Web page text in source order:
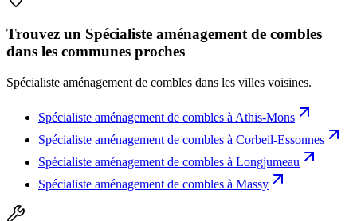
Trouvez un Spécialiste aménagement de combles
dans les communes proches
Spécialiste aménagement de combles dans les villes voisines.
Spécialiste aménagement de combles à Athis-Mons
Spécialiste aménagement de combles à Corbeil-Essonnes
Spécialiste aménagement de combles à Longjumeau
Spécialiste aménagement de combles à Massy